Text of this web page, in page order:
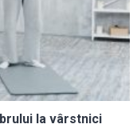
la vârstnici